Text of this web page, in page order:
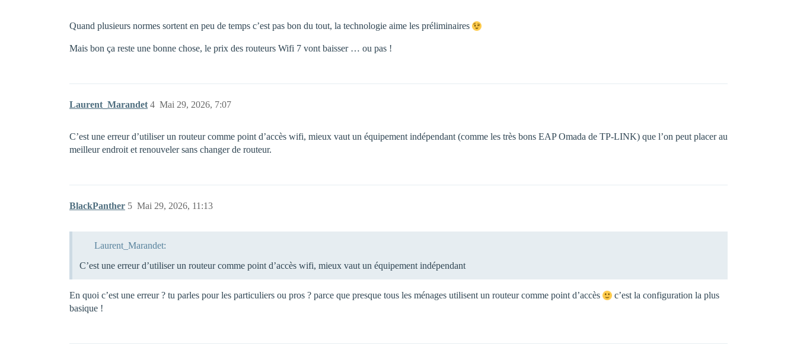
Quand plusieurs normes sortent en peu de temps c’est pas bon du tout, la technologie aime les préliminaires
Mais bon ça reste une bonne chose, le prix des routeurs Wifi 7 vont baisser … ou pas !
Laurent_Marandet Mai 29, 2026, 7:07
4
C’est une erreur d’utiliser un routeur comme point d’accès wifi, mieux vaut un équipement indépendant (comme les très bons EAP Omada de TP-LINK) que l’on peut placer au
meilleur endroit et renouveler sans changer de routeur.
BlackPanther Mai 29, 2026, 11:13
5
Laurent_Marandet:
C’est une erreur d’utiliser un routeur comme point d’accès wifi, mieux vaut un équipement indépendant
En quoi c’est une erreur ? tu parles pour les particuliers ou pros ? parce que presque tous les ménages utilisent un routeur comme point d’accès
c’est la configuration la plus
basique !